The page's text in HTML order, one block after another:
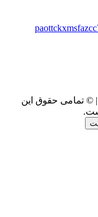
| © تمامی حقوق این